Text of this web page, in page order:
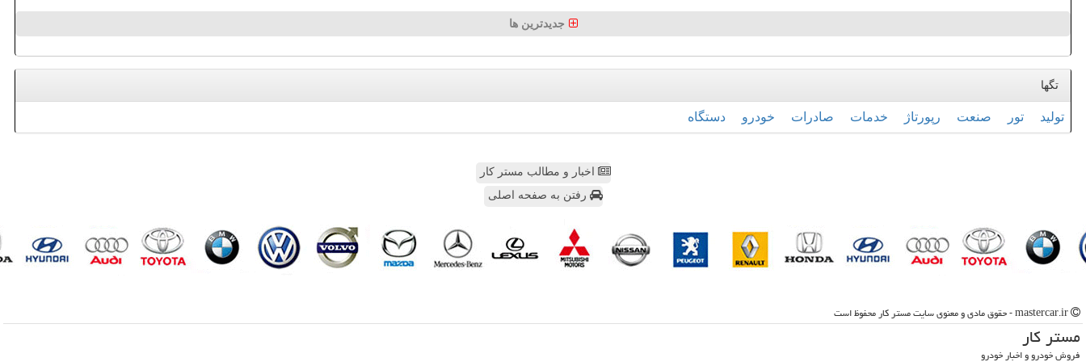
جدیدترین ها
تگها
تولید تور صنعت رپورتاژ خدمات صادرات خودرو دستگاه
اخبار و مطالب مستر کار
رفتن به صفحه اصلی
مستر كار
فروش خودرو و اخبار خودرو